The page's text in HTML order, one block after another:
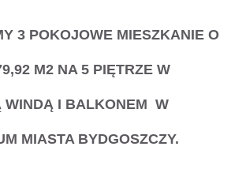
3 POKOJOWE MIESZKANIE O
M2 NA 5 PIĘTRZE W
WINDĄ I BALKONEM W
MIASTA BYDGOSZCZY.